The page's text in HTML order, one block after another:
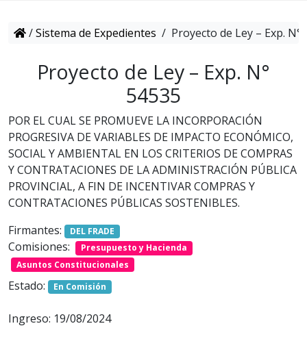
/Sistema de Expedientes / Proyecto de Ley – Exp. N°
Proyecto de Ley – Exp. N°
54535
POR EL CUAL SE PROMUEVE LA INCORPORACIÓN
PROGRESIVA DE VARIABLES DE IMPACTO ECONÓMICO,
SOCIAL Y AMBIENTAL EN LOS CRITERIOS DE COMPRAS
Y CONTRATACIONES DE LA ADMINISTRACIÓN PÚBLICA
PROVINCIAL, A FIN DE INCENTIVAR COMPRAS Y
CONTRATACIONES PÚBLICAS SOSTENIBLES.
Firmantes:
DEL FRADE
Comisiones:
Presupuesto y Hacienda
Asuntos Constitucionales
Estado: En Comisión
Ingreso: 19/08/2024